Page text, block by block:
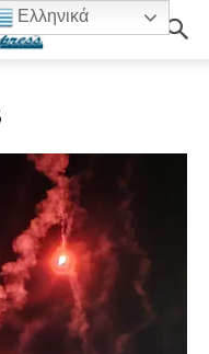
Ελληνικά